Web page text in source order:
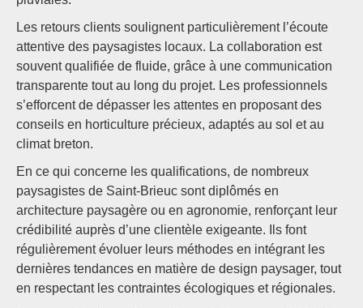
Les retours clients soulignent particulièrement l’écoute
attentive des paysagistes locaux. La collaboration est
souvent qualifiée de fluide, grâce à une communication
transparente tout au long du projet. Les professionnels
s’efforcent de dépasser les attentes en proposant des
conseils en horticulture précieux, adaptés au sol et au
climat breton.
En ce qui concerne les qualifications, de nombreux
paysagistes de Saint-Brieuc sont diplômés en
architecture paysagère ou en agronomie, renforçant leur
crédibilité auprès d’une clientèle exigeante. Ils font
régulièrement évoluer leurs méthodes en intégrant les
dernières tendances en matière de design paysager, tout
en respectant les contraintes écologiques et régionales.